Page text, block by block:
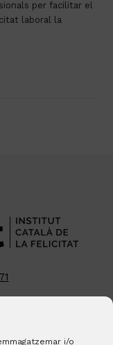
i/o
per facilitar el
laboral la